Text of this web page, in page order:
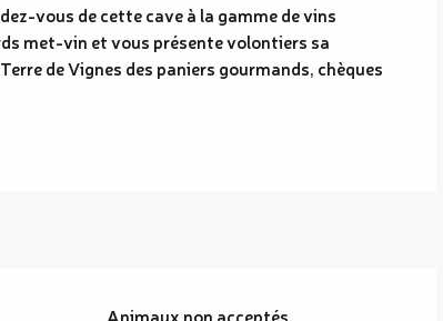
vous de cette cave à la gamme de vins
met-vin et vous présente volontiers sa
de Vignes des paniers gourmands, chèques
Animaux non acceptés